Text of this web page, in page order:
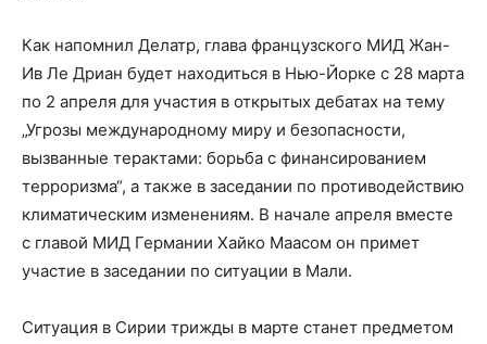
Как напомнил Делатр, глава французского МИД Жан-
Ив Ле Дриан будет находиться в Нью-Йорке с 28 марта
по 2 апреля для участия в открытых дебатах на тему
„Угрозы международному миру и безопасности,
вызванные терактами: борьба с финансированием
терроризма“, а также в заседании по противодействию
климатическим изменениям. В начале апреля вместе
с главой МИД Германии Хайко Маасом он примет
участие в заседании по ситуации в Мали.
Ситуация в Сирии трижды в марте станет предметом